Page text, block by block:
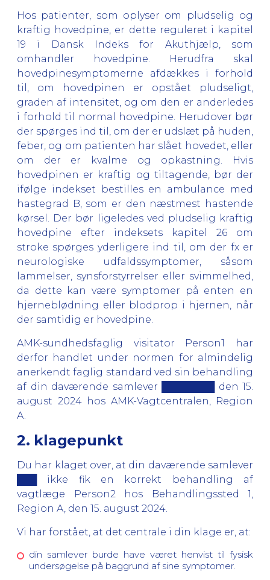
Hos patienter, som oplyser om pludselig og
kraftig hovedpine, er dette reguleret i kapitel
19 i Dansk Indeks for Akuthjælp, som
omhandler hovedpine. Herudfra skal
hovedpinesymptomerne afdækkes i forhold
til, om hovedpinen er opstået pludseligt,
graden af intensitet, og om den er anderledes
i forhold til normal hovedpine. Herudover bør
der spørges ind til, om der er udslæt på huden,
feber, og om patienten har slået hovedet, eller
om der er kvalme og opkastning. Hvis
hovedpinen er kraftig og tiltagende, bør der
ifølge indekset bestilles en ambulance med
hastegrad B, som er den næstmest hastende
kørsel. Der bør ligeledes ved pludselig kraftig
hovedpine efter indeksets kapitel 26 om
stroke spørges yderligere ind til, om der fx er
neurologiske udfaldssymptomer, såsom
lammelser, synsforstyrrelser eller svimmelhed,
da dette kan være symptomer på enten en
hjerneblødning eller blodprop i hjernen, når
der samtidig er hovedpine.
AMK-sundhedsfaglig visitator Person1 har
derfor handlet under normen for almindelig
anerkendt faglig standard ved sin behandling
af din daværende samlever ████████ den 15.
august 2024 hos AMK-Vagtcentralen, Region
A.
2. klagepunkt
Du har klaget over, at din daværende samlever
███ ikke fik en korrekt behandling af
vagtlæge Person2 hos Behandlingssted 1,
Region A, den 15. august 2024.
Vi har forstået, at det centrale i din klage er, at:
din samlever burde have været henvist til fysisk
undersøgelse på baggrund af sine symptomer.